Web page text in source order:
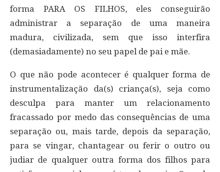
forma PARA OS FILHOS, eles conseguirão
administrar a separação de uma maneira
madura, civilizada, sem que isso interfira
(demasiadamente) no seu papel de pai e mãe.
O que não pode acontecer é qualquer forma de
instrumentalização da(s) criança(s), seja como
desculpa para manter um relacionamento
fracassado por medo das consequências de uma
separação ou, mais tarde, depois da separação,
para se vingar, chantagear ou ferir o outro ou
judiar de qualquer outra forma dos filhos para